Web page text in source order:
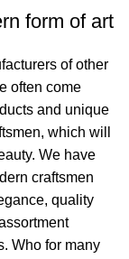
form of art
of other
often come
and unique
which will
We have
craftsmen
quality
Who for many